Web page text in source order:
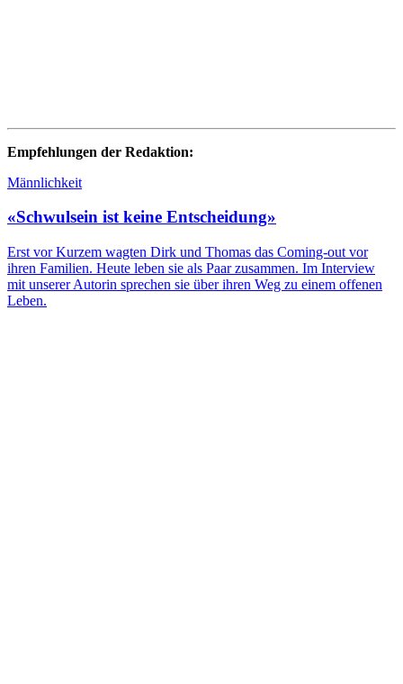
Empfehlungen der Redaktion:
Männlichkeit
«Schwulsein ist keine Entscheidung»
Erst vor Kurzem wagten Dirk und Thomas das Coming-out vor
ihren Familien. Heute leben sie als Paar zusammen. Im Interview
mit unserer Autorin sprechen sie über ihren Weg zu einem offenen
Leben.